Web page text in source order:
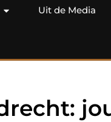
Uit de Media